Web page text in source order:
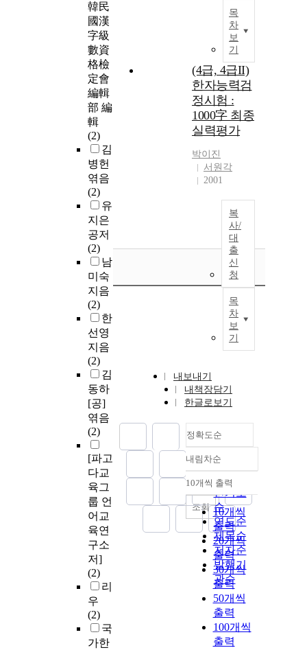
韓民
國漢
字級
數資
格檢
定會
編輯
部 編
輯
(2)
김
병헌
엮음
(2)
유
지은
공저
(2)
남
미숙
지음
(2)
한
선영
지음
(2)
김
동하
[공]
엮음
(2)
[파고
다교
육그
룹 언
어교
육연
구소
저]
(2)
리
우
(2)
국
가한
목
차
보
기
(4급, 4급II)
한자능력검
정시험 :
1000字 최종
실력평가
박이진
서원각
2001
복
사/
대
출
신
청
목
차
보
기
내보내기
내책장담기
한글로보기
정확도순
정확도
순
인기도
순
연도순
제목순
저자순
발행기
관순
내림차순
내림차순
10개씩 출력
10개씩
출력
20개씩
출력
30개씩
출력
50개씩
출력
100개씩
출력
조회